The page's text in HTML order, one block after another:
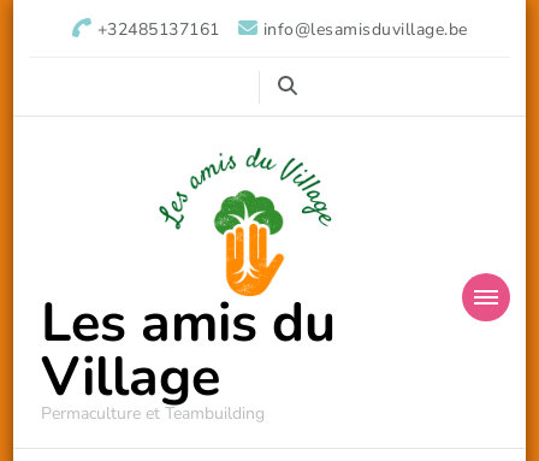
+32485137161 info@lesamisduvillage.be
Les amis du
Village
Permaculture et Teambuilding